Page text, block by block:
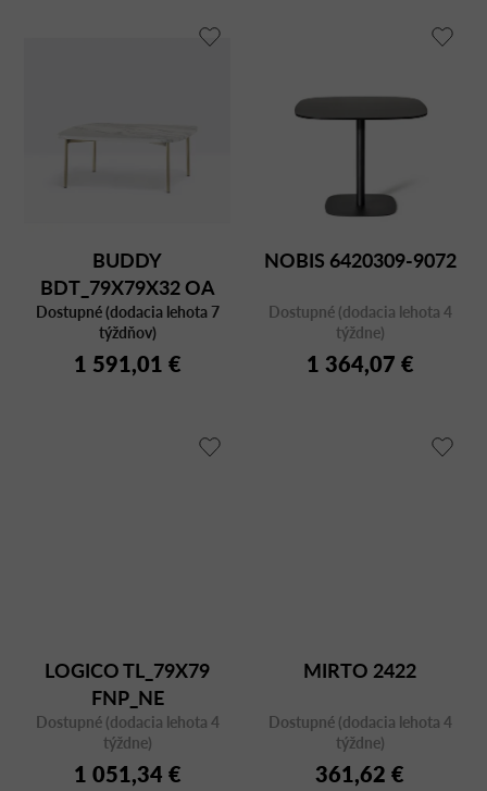
BUDDY
BDT_79X79X32 OA
MARBLE
Dostupné (dodacia lehota 7
týždňov)
1 591,01 €
NOBIS 6420309-9072
Dostupné (dodacia lehota 4
týždne)
1 364,07 €
LOGICO TL_79X79
FNP_NE
Dostupné (dodacia lehota 4
týždne)
1 051,34 €
MIRTO 2422
Dostupné (dodacia lehota 4
týždne)
361,62 €